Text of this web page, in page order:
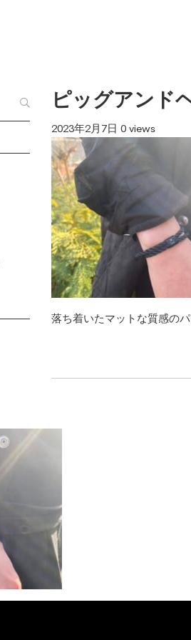
ピッグアンド
2023年2月7日 0 views
落ち着いたマットな質感の